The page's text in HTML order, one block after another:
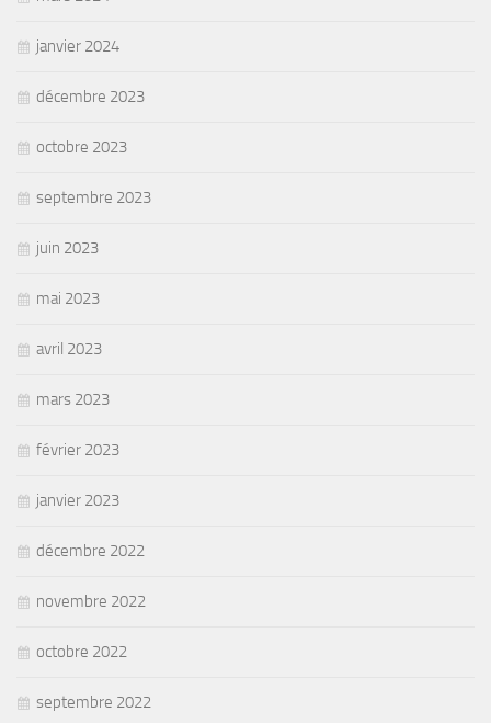
janvier 2024
décembre 2023
octobre 2023
septembre 2023
juin 2023
mai 2023
avril 2023
mars 2023
février 2023
janvier 2023
décembre 2022
novembre 2022
octobre 2022
septembre 2022